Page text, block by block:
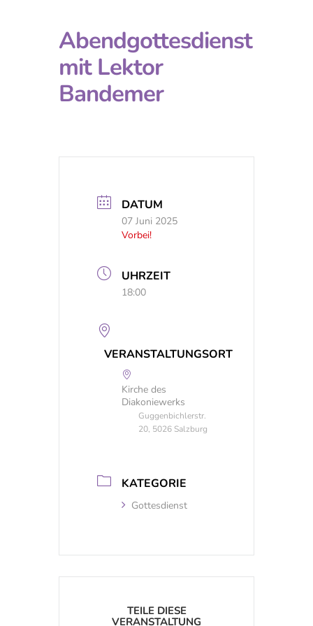
Abendgottesdienst
mit Lektor
Bandemer
DATUM
07 Juni 2025
Vorbei!
UHRZEIT
18:00
VERANSTALTUNGSORT
Kirche des
Diakoniewerks
Guggenbichlerstr.
20, 5026 Salzburg
KATEGORIE
Gottesdienst
TEILE DIESE
VERANSTALTUNG